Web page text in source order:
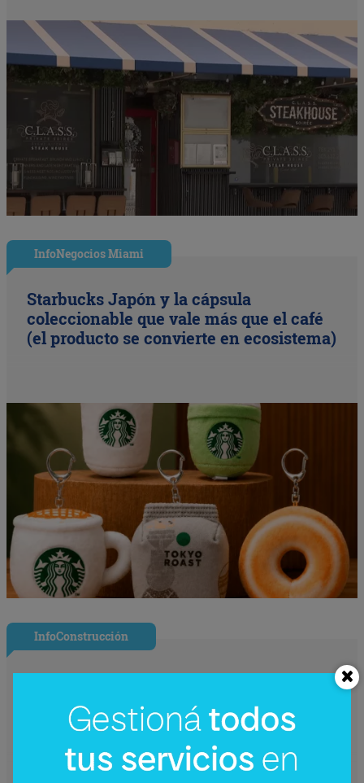
InfoNegocios Miami
Starbucks Japón y la cápsula
coleccionable que vale más que el café
(el producto se convierte en ecosistema)
InfoConstrucción
Reactivan en Argentina el debate sobre
Corpus Christi (un proyecto de US$